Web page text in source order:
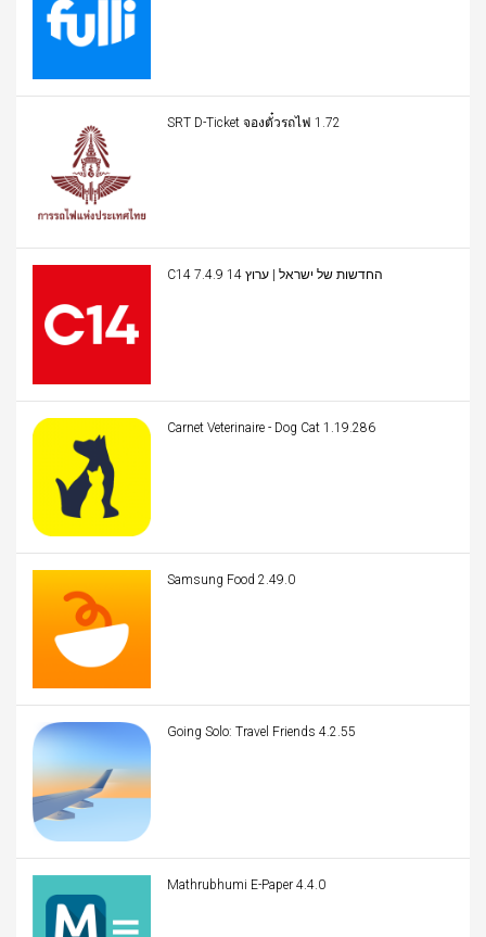
SRT D-Ticket จองตั๋วรถไฟ 1.72
C14 החדשות של ישראל | ערוץ 14 7.4.9
Carnet Veterinaire - Dog Cat 1.19.286
Samsung Food 2.49.0
Going Solo: Travel Friends 4.2.55
Mathrubhumi E-Paper 4.4.0